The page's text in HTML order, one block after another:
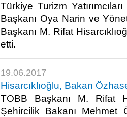
Türkiye Turizm
Başkanı Oya Narin ve
Başkanı M. Rifat
etti.​
19.06.2017
Hisarcıklıoğlu, Bakan
TOBB Başkanı M. Rifat
Şehircilik Bakanı Mehmet